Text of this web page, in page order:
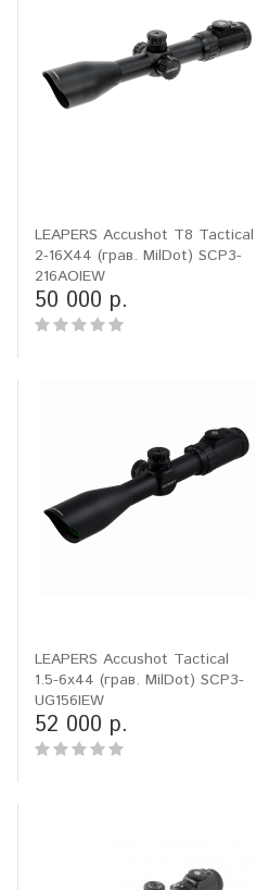
"Искал универсальный
тепловизор для охоты днем и
ночью. Спасибо Семену за
грамотную консультацию. Очень
г. Екатеринбург
LEAPERS Accushot T8 Tactical
2-16X44 (грав. MilDot) SCP3-
216AOIEW
50 000 р.
LEAPERS Accushot Tactical
1.5-6x44 (грав. MilDot) SCP3-
UG156IEW
52 000 р.